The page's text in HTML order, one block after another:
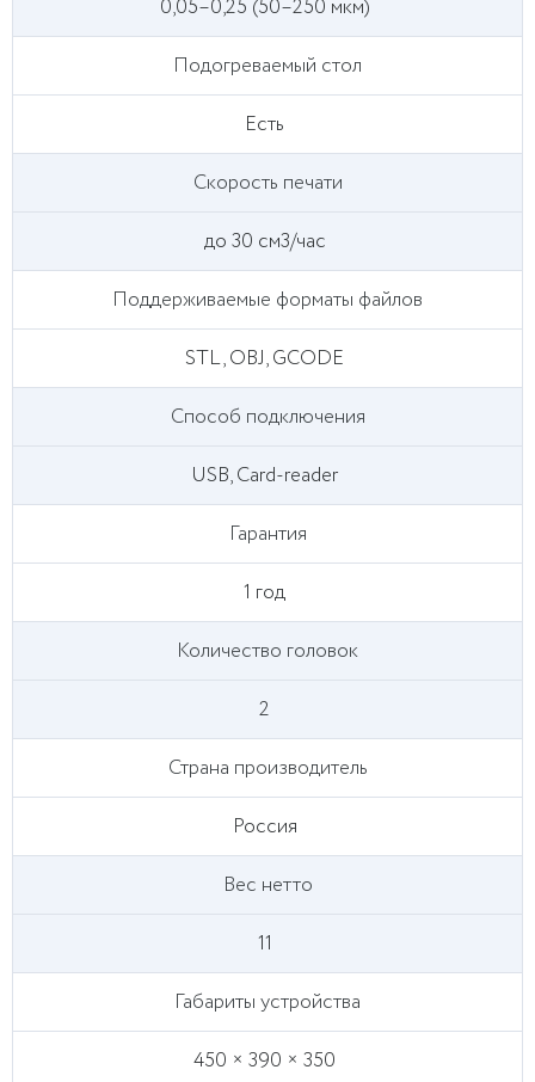
0,05–0,25 (50–250 мкм)
Подогреваемый стол
Есть
Скорость печати
до 30 см3/час
Поддерживаемые форматы файлов
STL, OBJ, GCODE
Способ подключения
USB, Card-reader
Гарантия
1 год
Количество головок
2
Страна производитель
Россия
Вес нетто
11
Габариты устройства
450 × 390 × 350